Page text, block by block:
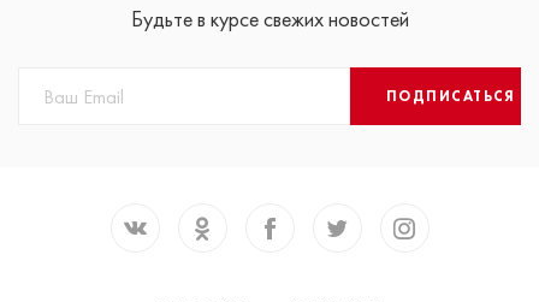
Будьте в курсе свежих новостей
ПОДПИСАТЬСЯ